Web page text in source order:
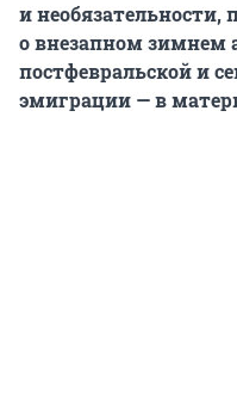
и необязательности,
о внезапном зимнем
постфевральской и
эмиграции — в